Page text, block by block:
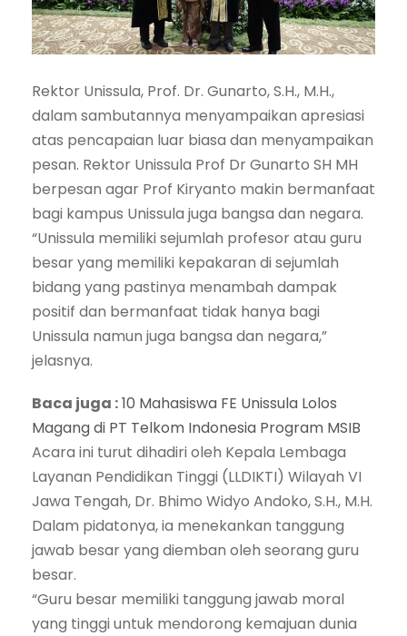
Rektor Unissula, Prof. Dr. Gunarto, S.H., M.H.,
dalam sambutannya menyampaikan apresiasi
atas pencapaian luar biasa dan menyampaikan
pesan. Rektor Unissula Prof Dr Gunarto SH MH
berpesan agar Prof Kiryanto makin bermanfaat
bagi kampus Unissula juga bangsa dan negara.
“Unissula memiliki sejumlah profesor atau guru
besar yang memiliki kepakaran di sejumlah
bidang yang pastinya menambah dampak
positif dan bermanfaat tidak hanya bagi
Unissula namun juga bangsa dan negara,”
jelasnya.
Baca juga :10 Mahasiswa FE Unissula Lolos
Magang di PT Telkom Indonesia Program MSIB
Acara ini turut dihadiri oleh Kepala Lembaga
Layanan Pendidikan Tinggi (LLDIKTI) Wilayah VI
Jawa Tengah, Dr. Bhimo Widyo Andoko, S.H., M.H.
Dalam pidatonya, ia menekankan tanggung
jawab besar yang diemban oleh seorang guru
besar.
“Guru besar memiliki tanggung jawab moral
yang tinggi untuk mendorong kemajuan dunia